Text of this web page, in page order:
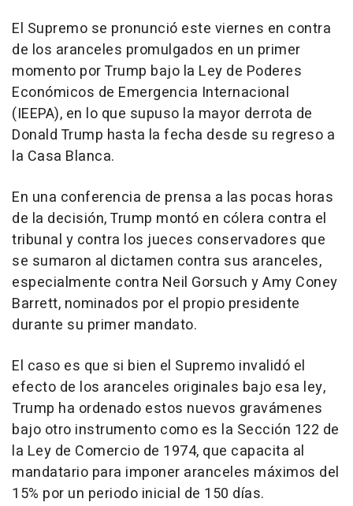
El Supremo se pronunció este viernes en contra
de los aranceles promulgados en un primer
momento por Trump bajo la Ley de Poderes
Económicos de Emergencia Internacional
(IEEPA), en lo que supuso la mayor derrota de
Donald Trump hasta la fecha desde su regreso a
la Casa Blanca.
En una conferencia de prensa a las pocas horas
de la decisión, Trump montó en cólera contra el
tribunal y contra los jueces conservadores que
se sumaron al dictamen contra sus aranceles,
especialmente contra Neil Gorsuch y Amy Coney
Barrett, nominados por el propio presidente
durante su primer mandato.
El caso es que si bien el Supremo invalidó el
efecto de los aranceles originales bajo esa ley,
Trump ha ordenado estos nuevos gravámenes
bajo otro instrumento como es la Sección 122 de
la Ley de Comercio de 1974, que capacita al
mandatario para imponer aranceles máximos del
15% por un periodo inicial de 150 días.